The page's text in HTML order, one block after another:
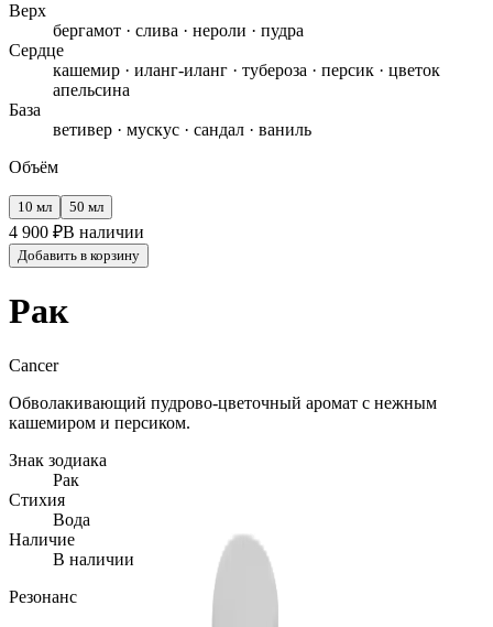
Верх
бергамот · слива · нероли · пудра
Сердце
кашемир · иланг-иланг · тубероза · персик · цветок
апельсина
База
ветивер · мускус · сандал · ваниль
Объём
10 мл 50 мл
4 900 ₽В наличии
Добавить в корзину
Рак
Cancer
Обволакивающий пудрово-цветочный аромат с нежным
кашемиром и персиком.
Знак зодиака
Рак
Стихия
Вода
Наличие
В наличии
Резонанс